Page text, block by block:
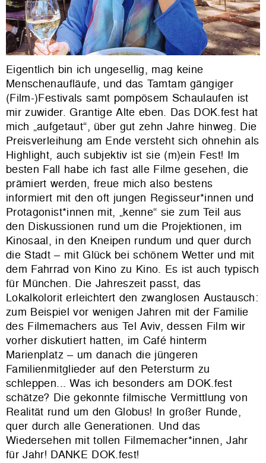
Eigentlich bin ich ungesellig, mag keine
Menschenaufläufe, und das Tamtam gängiger
(Film-)Festivals samt pompösem Schaulaufen ist
mir zuwider. Grantige Alte eben. Das DOK.fest hat
mich „aufgetaut“, über gut zehn Jahre hinweg. Die
Preisverleihung am Ende versteht sich ohnehin als
Highlight, auch subjektiv ist sie (m)ein Fest! Im
besten Fall habe ich fast alle Filme gesehen, die
prämiert werden, freue mich also bestens
informiert mit den oft jungen Regisseur*innen und
Protagonist*innen mit, „kenne“ sie zum Teil aus
den Diskussionen rund um die Projektionen, im
Kinosaal, in den Kneipen rundum und quer durch
die Stadt – mit Glück bei schönem Wetter und mit
dem Fahrrad von Kino zu Kino. Es ist auch typisch
für München. Die Jahreszeit passt, das
Lokalkolorit erleichtert den zwanglosen Austausch:
zum Beispiel vor wenigen Jahren mit der Familie
des Filmemachers aus Tel Aviv, dessen Film wir
vorher diskutiert hatten, im Café hinterm
Marienplatz – um danach die jüngeren
Familienmitglieder auf den Petersturm zu
schleppen... Was ich besonders am DOK.fest
schätze? Die gekonnte filmische Vermittlung von
Realität rund um den Globus! In großer Runde,
quer durch alle Generationen. Und das
Wiedersehen mit tollen Filmemacher*innen, Jahr
für Jahr! DANKE DOK.fest!